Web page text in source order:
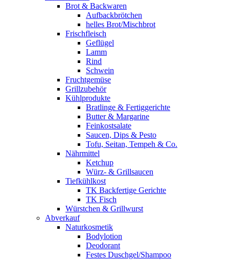
Brot & Backwaren
Aufbackbrötchen
helles Brot/Mischbrot
Frischfleisch
Geflügel
Lamm
Rind
Schwein
Fruchtgemüse
Grillzubehör
Kühlprodukte
Bratlinge & Fertiggerichte
Butter & Margarine
Feinkostsalate
Saucen, Dips & Pesto
Tofu, Seitan, Tempeh & Co.
Nährmittel
Ketchup
Würz- & Grillsaucen
Tiefkühlkost
TK Backfertige Gerichte
TK Fisch
Würstchen & Grillwurst
Abverkauf
Naturkosmetik
Bodylotion
Deodorant
Festes Duschgel/Shampoo